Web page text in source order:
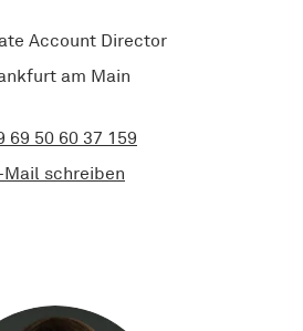
Account Director
am Main
69 50 60 37 159
Mail schreiben